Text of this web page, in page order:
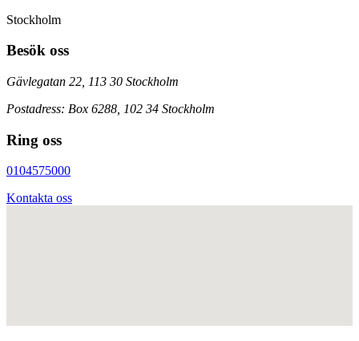
Stockholm
Besök oss
Gävlegatan 22, 113 30 Stockholm
Postadress: Box 6288, 102 34 Stockholm
Ring oss
0104575000
Kontakta oss